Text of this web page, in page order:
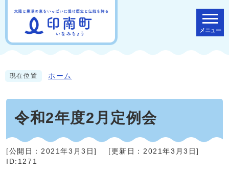
メニュー
現在位置 ホーム
令和2年度2月定例会
[公開日： 2021年3月3日] [更新日：2021年3月3日]
ID:1271